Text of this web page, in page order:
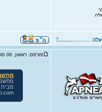
פורסם: ראשון, 06 ספט', 2009 23:25